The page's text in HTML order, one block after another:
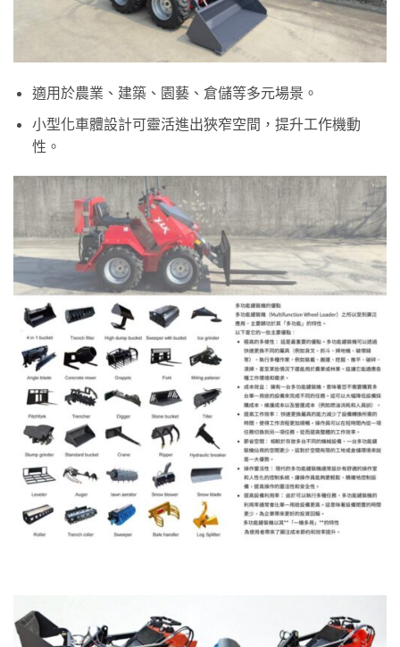
適用於農業、建築、園藝、倉儲等多元場景。
小型化車體設計可靈活進出狹窄空間，提升工作機動
性。